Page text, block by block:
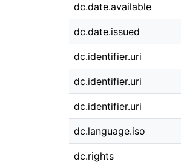
dc.date.available
dc.date.issued
dc.identifier.uri
dc.identifier.uri
dc.identifier.uri
dc.language.iso
dc.rights